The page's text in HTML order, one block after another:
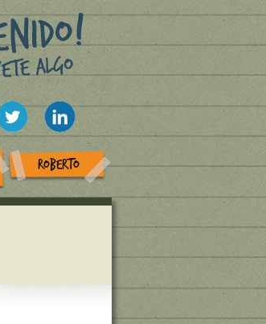
ROBERTO